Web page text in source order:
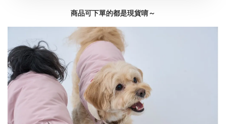
商品可下單的都是現貨唷～